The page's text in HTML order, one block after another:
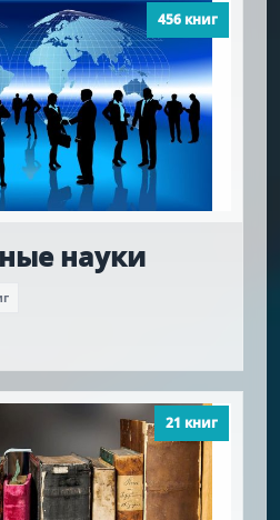
456 книг
науки
21 книг